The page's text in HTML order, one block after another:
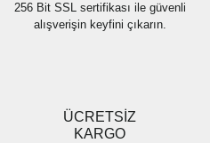
256 Bit SSL sertifikası ile güvenli
alışverişin keyfini çıkarın.
ÜCRETSİZ
KARGO